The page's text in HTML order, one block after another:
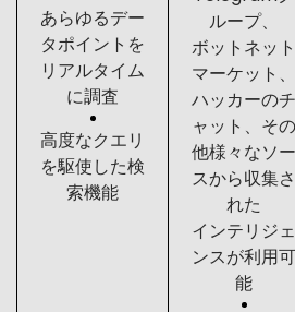
あらゆるデー
タポイントを
リアルタイム
に調査
高度なクエリ
を駆使した検
索機能
ループ、
ボットネット
マーケット、
ハッカーのチ
ャット、その
他様々なソー
スから収集さ
れた
インテリジェ
ンスが利用可
能